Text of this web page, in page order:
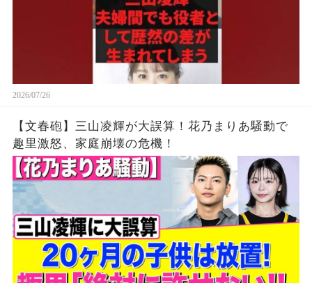
2026/07/26
【文春砲】三山凌輝が大誤算！花乃まりあ騒動で
趣里激怒、家庭崩壊の危機！